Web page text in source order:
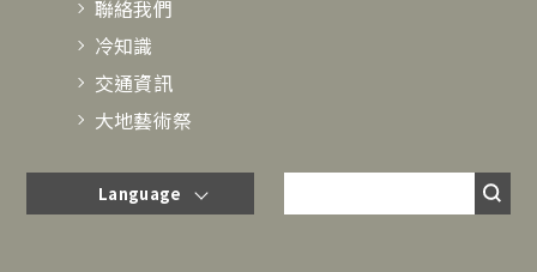
聯絡我們
冷知識
交通資訊
大地藝術祭
Language